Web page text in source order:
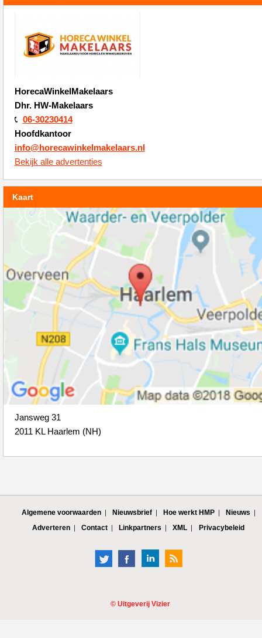
HorecaWinkelMakelaars
Dhr. HW-Makelaars
06-30230414
Hoofdkantoor
info@horecawinkelmakelaars.nl
Bekijk alle advertenties
Kaart
Jansweg 31
2011 KL Haarlem (NH)
Algemene voorwaarden Nieuwsbrief Hoe werkt HMP
Nieuws
Adverteren
Contact Linkpartners XML Privacybeleid
© Uitgeverij Vizier